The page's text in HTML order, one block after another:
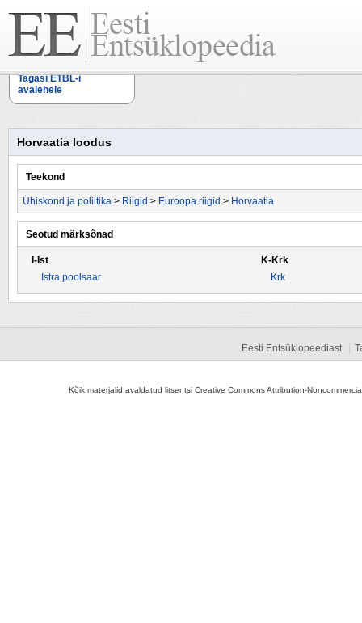
Tagasi ETBL-i
avalehele
Horvaatia loodus
Teekond
Ühiskond ja poliitika > Riigid > Euroopa riigid > Horvaatia
Seotud märksõnad
I-Ist
Istra poolsaar
K-Krk
Krk
Eesti Entsüklopeediast
Kõik materjalid avaldatud litsentsi Creative Commons Attribution-